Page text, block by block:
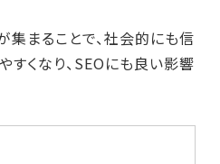
集まることで、社会的にも信
すくなり、SEOにも良い影響